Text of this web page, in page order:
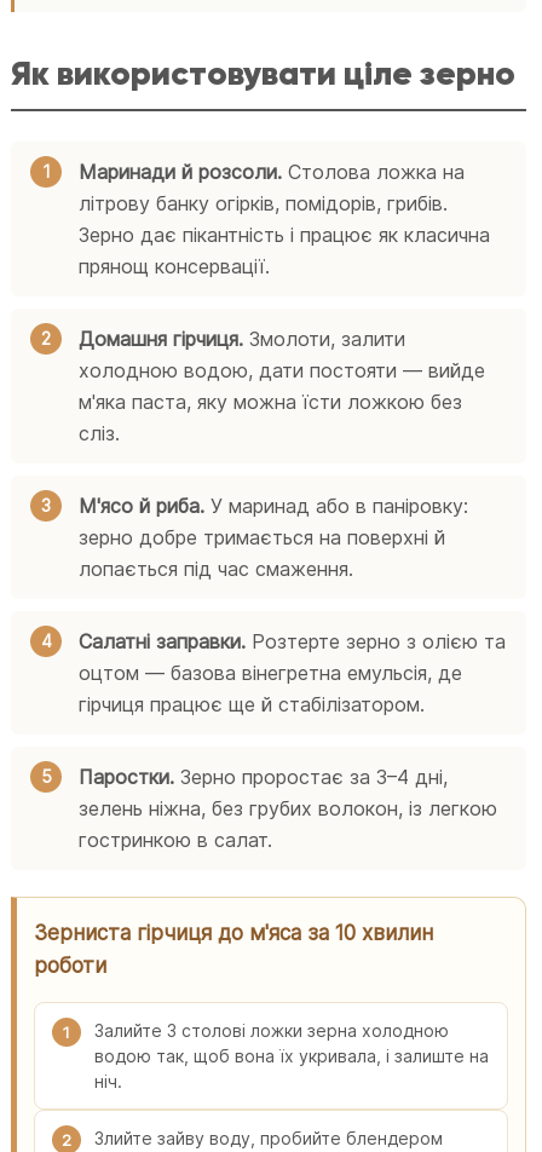
Як використовувати ціле зерно
Маринади й розсоли. Столова ложка на
літрову банку огірків, помідорів, грибів.
Зерно дає пікантність і працює як класична
прянощ консервації.
Домашня гірчиця. Змолоти, залити
холодною водою, дати постояти — вийде
м'яка паста, яку можна їсти ложкою без
сліз.
М'ясо й риба. У маринад або в паніровку:
зерно добре тримається на поверхні й
лопається під час смаження.
Салатні заправки. Розтерте зерно з олією та
оцтом — базова вінегретна емульсія, де
гірчиця працює ще й стабілізатором.
Паростки. Зерно проростає за 3–4 дні,
зелень ніжна, без грубих волокон, із легкою
гостринкою в салат.
Зерниста гірчиця до м'яса за 10 хвилин
роботи
1
Залийте 3 столові ложки зерна холодною
водою так, щоб вона їх укривала, і залиште на
ніч.
2
Злийте зайву воду, пробийте блендером